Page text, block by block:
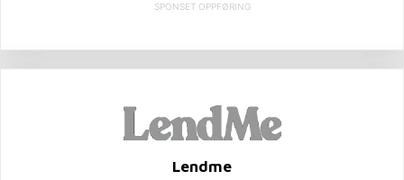
SPONSET OPPFØRING
Lendme